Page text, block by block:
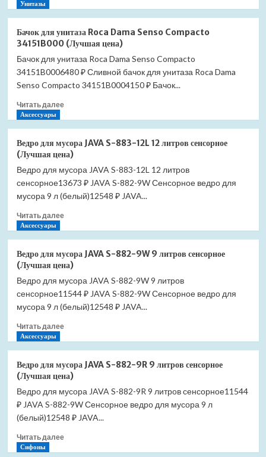
для
унитаза
Roca
Dama-
N
(Лучшая
Унитазы
Бачок для унитаза Roca Dama Senso Compacto
34151B000 (Лучшая цена)
Бачок для унитаза Roca Dama Senso Compacto
34151B0006480 ₽ Сливной бачок для унитаза Roca Dama
Senso Compacto 34151B0004150 ₽ Бачок...
Читать далееПрочитать
для
унитаза
Roca
Dama
Senso
34151B000
цена)
Аксессуары
Ведро для мусора JAVA S-883-12L 12 литров сенсорное
(Лучшая цена)
Ведро для мусора JAVA S-883-12L 12 литров
сенсорное13673 ₽ JAVA S-882-9W Сенсорное ведро для
мусора 9 л (белый)12548 ₽ JAVA...
Читать далееПрочитать
для
мусора
JAVA
S-
883-
12
сенсорное
(Лучшая
цена)
Аксессуары
Ведро для мусора JAVA S-882-9W 9 литров сенсорное
(Лучшая цена)
Ведро для мусора JAVA S-882-9W 9 литров
сенсорное11544 ₽ JAVA S-882-9W Сенсорное ведро для
мусора 9 л (белый)12548 ₽ JAVA...
Читать далееПрочитать
для
мусора
JAVA
S-
882-
9
Аксессуары
Ведро для мусора JAVA S-882-9R 9 литров сенсорное
(Лучшая цена)
Ведро для мусора JAVA S-882-9R 9 литров сенсорное11544
₽ JAVA S-882-9W Сенсорное ведро для мусора 9 л
(белый)12548 ₽ JAVA...
Читать далееПрочитать
Сифоны